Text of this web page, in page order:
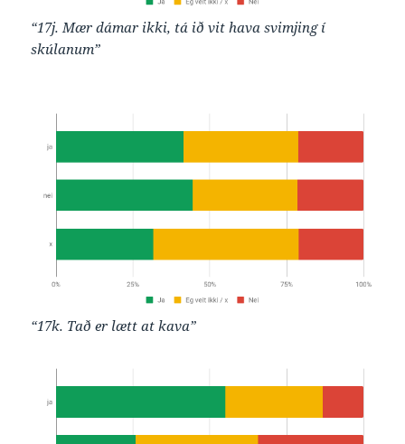
“17j. Mær dámar ikki, tá ið vit hava svimjing í
skúlanum”
“17k. Tað er lætt at kava”